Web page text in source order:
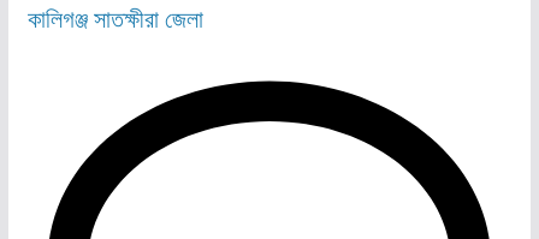
কালিগঞ্জসাতক্ষীরা জেলা